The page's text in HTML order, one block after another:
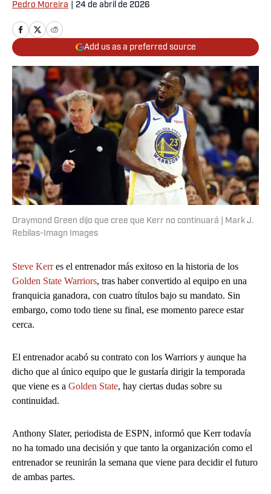
Pedro Moreira 24 de abril de 2026
Add us as a preferred source
Draymond Green dijo que cree que Kerr no continuará | Mark J.
Rebilas-Imagn Images
Steve Kerres el entrenador más exitoso en la historia de los
Golden State Warriors, tras haber convertido al equipo en una
franquicia ganadora, con cuatro títulos bajo su mandato. Sin
embargo, como todo tiene su final, ese momento parece estar
cerca.
El entrenador acabó su contrato con los Warriors y aunque ha
dicho que al único equipo que le gustaría dirigir la temporada
que viene es a Golden State, hay ciertas dudas sobre su
continuidad.
Anthony Slater, periodista de ESPN, informó que Kerr todavía
no ha tomado una decisión y que tanto la organización como el
entrenador se reunirán la semana que viene para decidir el futuro
de ambas partes.